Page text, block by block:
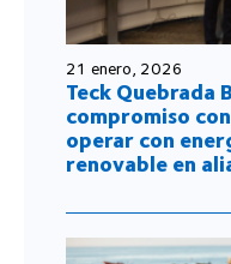
21 enero, 2026
Teck Quebrada
compromiso
operar con
renovable en